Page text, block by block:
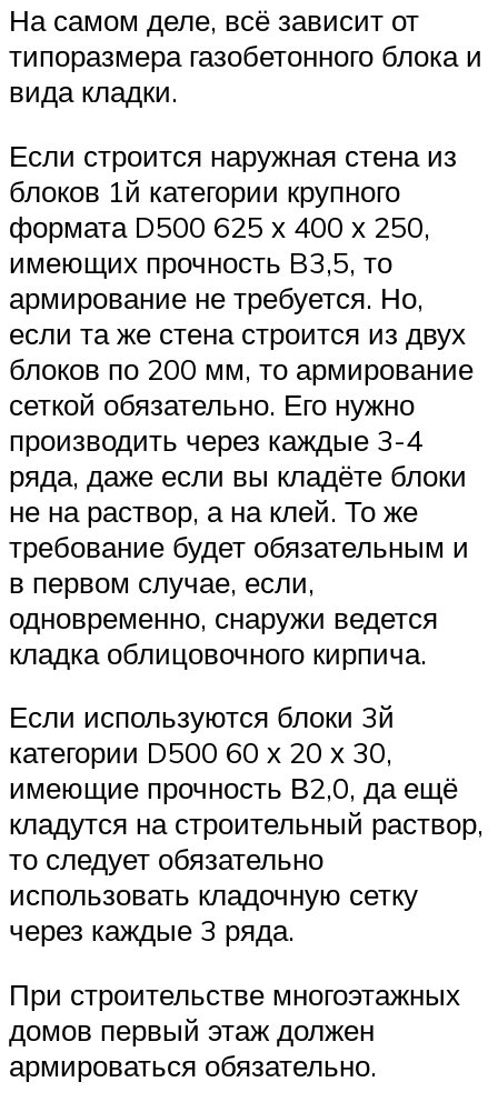
На самом деле, всё зависит от
типоразмера газобетонного блока и
вида кладки.
Если строится наружная стена из
блоков 1й категории крупного
формата D500 625 х 400 х 250,
имеющих прочность B3,5, то
армирование не требуется. Но,
если та же стена строится из двух
блоков по 200 мм, то армирование
сеткой обязательно. Его нужно
производить через каждые 3-4
ряда, даже если вы кладёте блоки
не на раствор, а на клей. То же
требование будет обязательным и
в первом случае, если,
одновременно, снаружи ведется
кладка облицовочного кирпича.
Если используются блоки 3й
категории D500 60 х 20 х 30,
имеющие прочность В2,0, да ещё
кладутся на строительный раствор,
то следует обязательно
использовать кладочную сетку
через каждые 3 ряда.
При строительстве многоэтажных
домов первый этаж должен
армироваться обязательно.